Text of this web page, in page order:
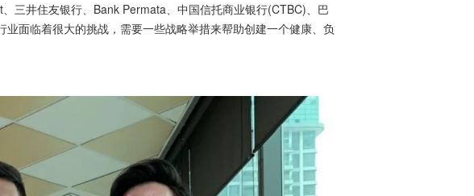
三井住友银行、Bank Permata、中国信托商业银行(CTBC)、巴
面临着很大的挑战，需要一些战略举措来帮助创建一个健康、负